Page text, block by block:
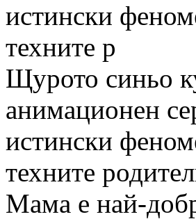
истински
техните р
Щурото синьо
анимационен
истински
техните
Мама е най-